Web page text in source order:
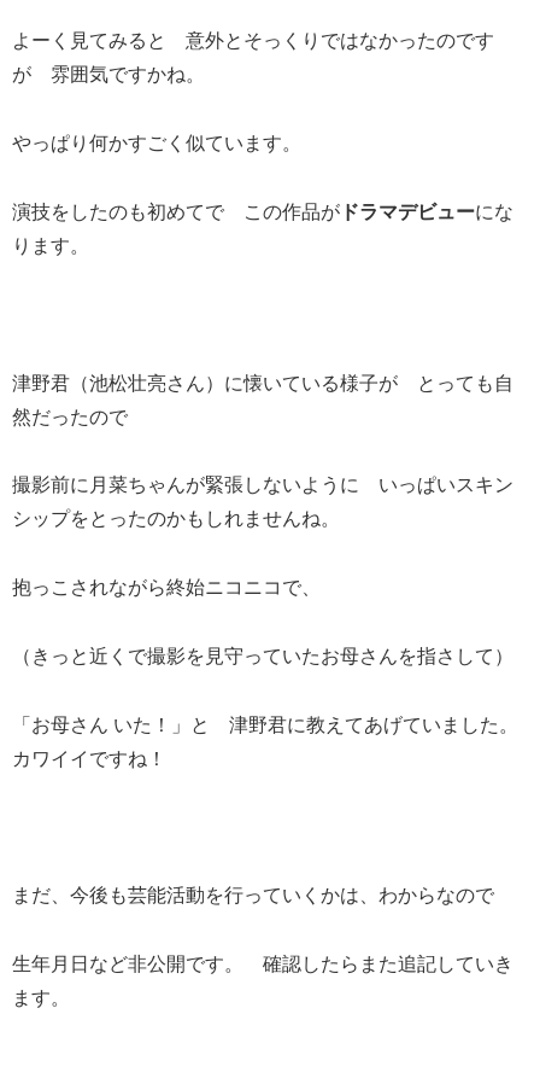
よーく見てみると 意外とそっくりではなかったのです
が 雰囲気ですかね。
やっぱり何かすごく似ています。
演技をしたのも初めてで この作品が ドラマデビューにな
ります。
津野君（池松壮亮さん）に懐いている様子が とっても自
然だったので
撮影前に月菜ちゃんが緊張しないように いっぱいスキン
シップをとったのかもしれませんね。
抱っこされながら終始ニコニコで、
（きっと近くで撮影を見守っていたお母さんを指さして）
「お母さん いた！」と 津野君に教えてあげていました。
カワイイですね！
まだ、今後も芸能活動を行っていくかは、わからなので
生年月日など非公開です。 確認したらまた追記していき
ます。